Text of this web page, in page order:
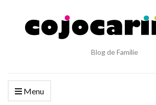
Blog de Familie
Menu